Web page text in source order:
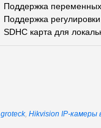
Поддержка переменных
Поддержка
SDHC карта для
groteck, Hikvision IP-камеры